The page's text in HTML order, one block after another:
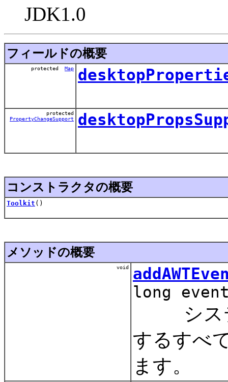
JDK1.0
フィールドの概要
protected Map
protected
PropertyChangeSupport
コンストラクタの概要
Toolkit ()
メソッドの概要
void
long
システ
するすべ
ます。